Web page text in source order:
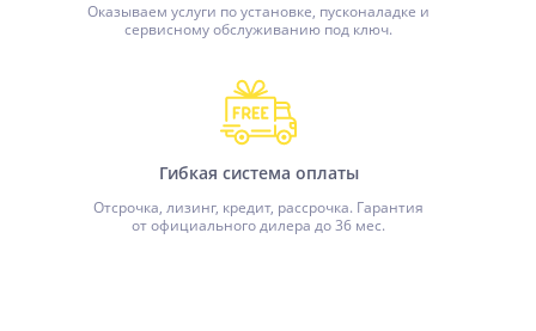
Оказываем услуги по установке, пусконаладке и
сервисному обслуживанию под ключ.
Гибкая система оплаты
Отсрочка, лизинг, кредит, рассрочка. Гарантия
от официального дилера до 36 мес.